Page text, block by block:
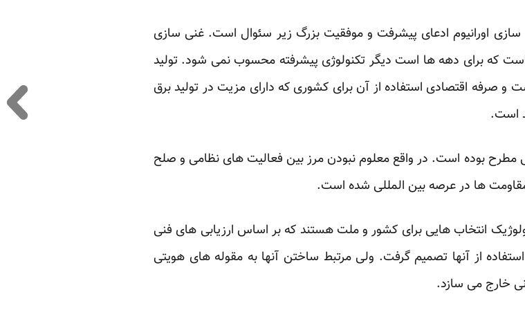
اورانیوم ادعای پیشرفت و موفقیت بزرگ زیر سئوال است. غنی سازی
که برای دهه ها است دیگر تکنولوژی پیشرفته محسوب نمی شود. تولید
و صرفه اقتصادی استفاده از آن برای کشوری که دارای مزیت در تولید برق
است.
مطرح بوده است. در واقع معلوم نبودن مرز بین فعالیت های نظامی و صلح
ها در عرصه بین المللی شده است.
انتخاب هایی برای کشور و ملت هستند که بر اساس ارزیابی های فنی
از آنها تصمیم گرفت. ولی مرتبط ساختن آنها به مقوله های هویتی
خارج می سازد.